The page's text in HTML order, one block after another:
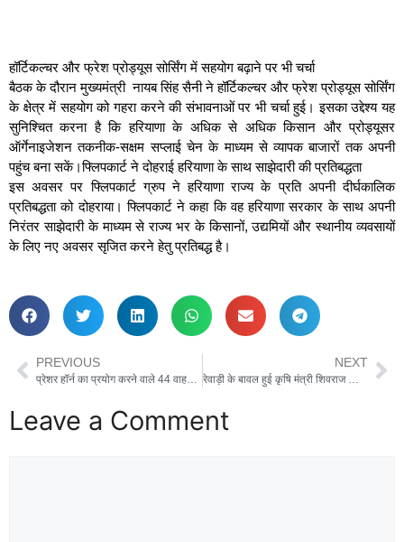
हॉर्टिकल्चर और फ्रेश प्रोड्यूस सोर्सिंग में सहयोग बढ़ाने पर भी चर्चा
बैठक के दौरान मुख्यमंत्री नायब सिंह सैनी ने हॉर्टिकल्चर और फ्रेश प्रोड्यूस सोर्सिंग
के क्षेत्र में सहयोग को गहरा करने की संभावनाओं पर भी चर्चा हुई। इसका उद्देश्य यह
सुनिश्चित करना है कि हरियाणा के अधिक से अधिक किसान और प्रोड्यूसर
ऑर्गेनाइजेशन तकनीक-सक्षम सप्लाई चेन के माध्यम से व्यापक बाजारों तक अपनी
पहुंच बना सकें।फ्लिपकार्ट ने दोहराई हरियाणा के साथ साझेदारी की प्रतिबद्धता
इस अवसर पर फ्लिपकार्ट ग्रुप ने हरियाणा राज्य के प्रति अपनी दीर्घकालिक
प्रतिबद्धता को दोहराया। फ्लिपकार्ट ने कहा कि वह हरियाणा सरकार के साथ अपनी
निरंतर साझेदारी के माध्यम से राज्य भर के किसानों, उद्यमियों और स्थानीय व्यवसायों
के लिए नए अवसर सृजित करने हेतु प्रतिबद्ध है।
PREVIOUS NEXT
Leave a Comment